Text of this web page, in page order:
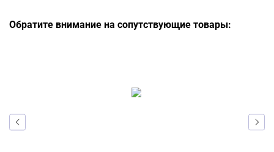
Обратите внимание на сопутствующие товары: